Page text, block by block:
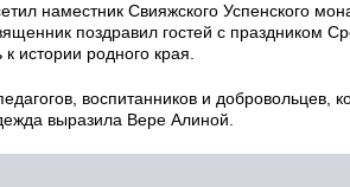
наместник Свияжского Успенского
поздравил гостей с праздником
истории родного края.
воспитанников и добровольцев,
выразила Вере Алиной.